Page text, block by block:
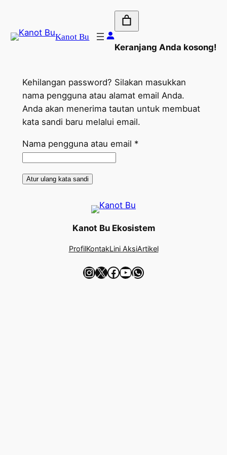
konten
Kanot Bu
Keranjang Anda kosong!
Kehilangan password? Silakan masukkan
nama pengguna atau alamat email Anda.
Anda akan menerima tautan untuk membuat
kata sandi baru melalui email.
Nama pengguna atau email *Wajib
Atur ulang kata sandi
Kanot Bu Ekosistem
ProfilKontakLini AksiArtikel
InstagramX Facebook YouTube WhatsApp